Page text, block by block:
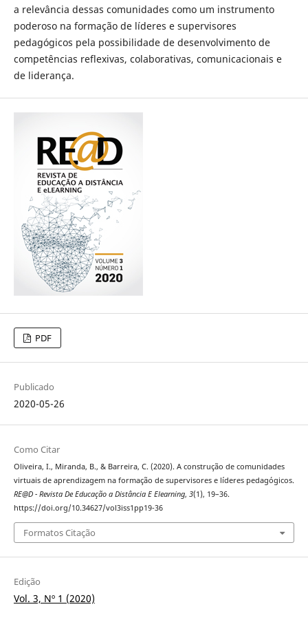
a relevância dessas comunidades como um instrumento
poderoso na formação de líderes e supervisores
pedagógicos pela possibilidade de desenvolvimento de
competências reflexivas, colaborativas, comunicacionais e
de liderança.
PDF
Publicado
2020-05-26
Como Citar
Oliveira, I., Miranda, B., & Barreira, C. (2020). A construção de comunidades
virtuais de aprendizagem na formação de supervisores e líderes pedagógicos.
RE@D - Revista De Educação a Distância E Elearning, 3(1), 19–36.
https://doi.org/10.34627/vol3iss1pp19-36
Formatos Citação
Edição
Vol. 3, Nº 1 (2020)